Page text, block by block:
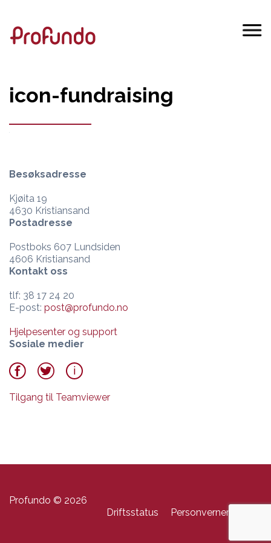
icon-fundraising
Besøksadresse
Kjøita 19
4630 Kristiansand
Postadresse
Postboks 607 Lundsiden
4606 Kristiansand
Kontakt oss
tlf: 38 17 24 20
E-post: post@profundo.no
Hjelpesenter og support
Sosiale medier
Tilgang til Teamviewer
Profundo © 2026
Driftsstatus
Personvernerklæring